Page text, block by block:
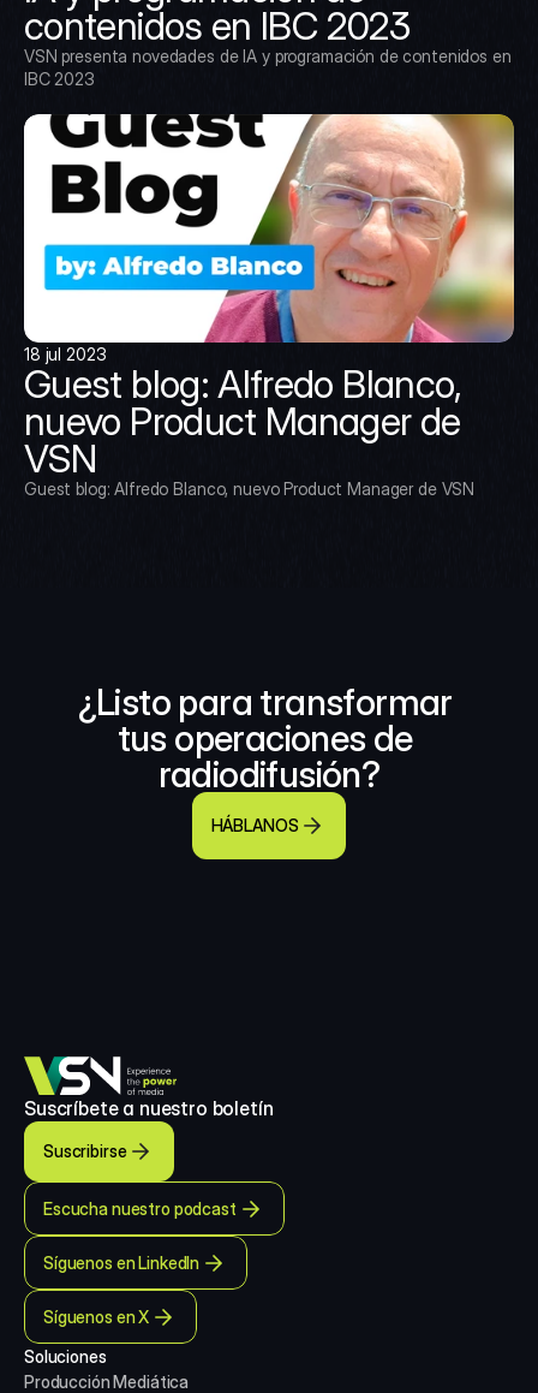
contenidos en IBC 2023
VSN presenta novedades de IA y programación de contenidos en
IBC 2023
18 jul 2023
Guest blog: Alfredo Blanco,
nuevo Product Manager de
VSN
Guest blog: Alfredo Blanco, nuevo Product Manager de VSN
¿Listo para transformar
tus operaciones de
radiodifusión?
HÁBLANOS
Suscríbete a nuestro boletín
Suscribirse
Escucha nuestro podcast
Síguenos en LinkedIn
Síguenos en X
Soluciones
Producción Mediática